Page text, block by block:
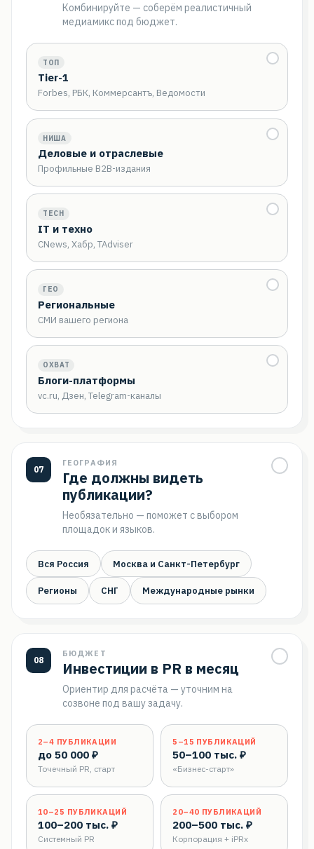
Комбинируйте — соберём реалистичный
медиамикс под бюджет.
ТОП
Tier-1
Forbes, РБК, Коммерсантъ, Ведомости
НИША
Деловые и отраслевые
Профильные B2B-издания
TECH
IT и техно
CNews, Хабр, TAdviser
ГЕО
Региональные
СМИ вашего региона
ОХВАТ
Блоги-платформы
vc.ru, Дзен, Telegram-каналы
07
ГЕОГРАФИЯ
Где должны видеть
публикации?
Необязательно — поможет с выбором
площадок и языков.
Вся Россия Москва и Санкт-Петербург
Регионы СНГ Международные рынки
08
БЮДЖЕТ
Инвестиции в PR в месяц
Ориентир для расчёта — уточним на
созвоне под вашу задачу.
2–4 ПУБЛИКАЦИИ
до 50 000 ₽
Точечный PR, старт
5–15 ПУБЛИКАЦИЙ
50–100 тыс. ₽
«Бизнес-старт»
10–25 ПУБЛИКАЦИЙ
100–200 тыс. ₽
Системный PR
20–40 ПУБЛИКАЦИЙ
200–500 тыс. ₽
Корпорация + iPRx